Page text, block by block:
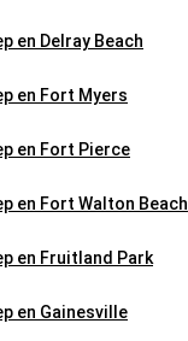
en Delray Beach
en Fort Myers
en Fort Pierce
en Fort Walton Beach
en Fruitland Park
en Gainesville